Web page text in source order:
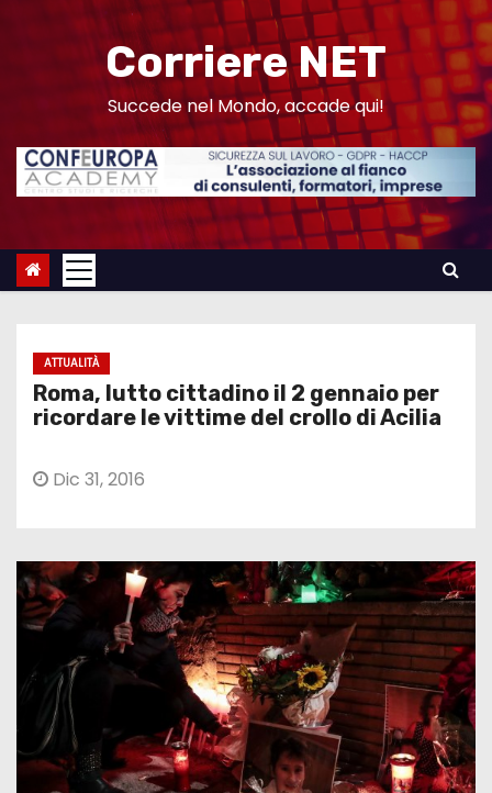
n
Corriere NET
Succede nel Mondo, accade qui!
ATTUALITÀ
Roma, lutto cittadino il 2 gennaio per
ricordare le vittime del crollo di Acilia
Dic 31, 2016